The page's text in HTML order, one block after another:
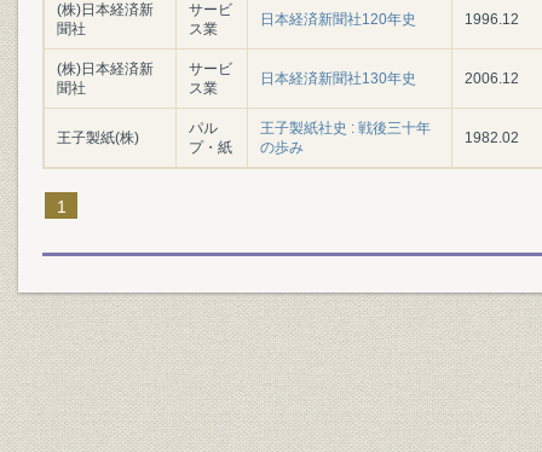
(株)日本経済新
聞社
サービ
ス業
日本経済新聞社120年史 1996.12
(株)日本経済新
聞社
サービ
ス業
日本経済新聞社130年史 2006.12
王子製紙(株)
パル
プ・紙
王子製紙社史 : 戦後三十年
の歩み
1982.02
1